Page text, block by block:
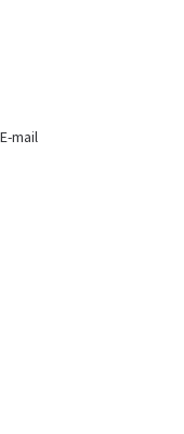
E-mail